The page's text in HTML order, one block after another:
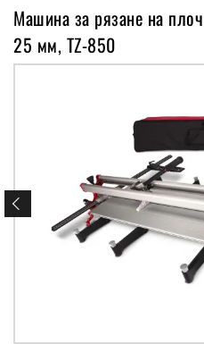
Машина за рязане на
25 мм, TZ-850